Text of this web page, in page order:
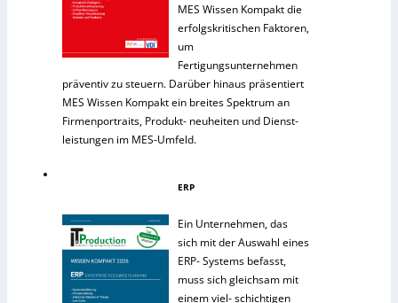
MES Wissen Kompakt die
erfolgskritischen Faktoren,
um
Fertigungsunternehmen
präventiv zu steuern. Darüber hinaus präsentiert
MES Wissen Kompakt ein breites Spektrum an
Firmenportraits, Produkt- neuheiten und Dienst-
leistungen im MES-Umfeld.
ERP
Ein Unternehmen, das
sich mit der Auswahl eines
ERP- Systems befasst,
muss sich gleichsam mit
einem viel- schichtigen